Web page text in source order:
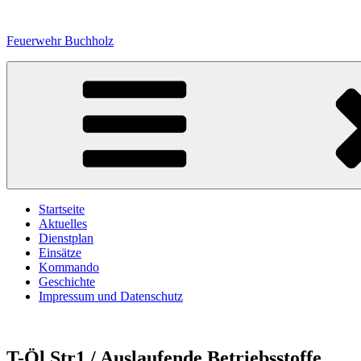
springen
Feuerwehr Buchholz
Startseite
Aktuelles
Dienstplan
Einsätze
Kommando
Geschichte
Impressum und Datenschutz